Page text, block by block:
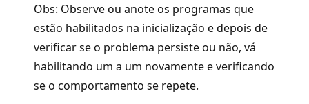
Obs: Observe ou anote os programas que
estão habilitados na inicialização e depois de
verificar se o problema persiste ou não, vá
habilitando um a um novamente e verificando
se o comportamento se repete.